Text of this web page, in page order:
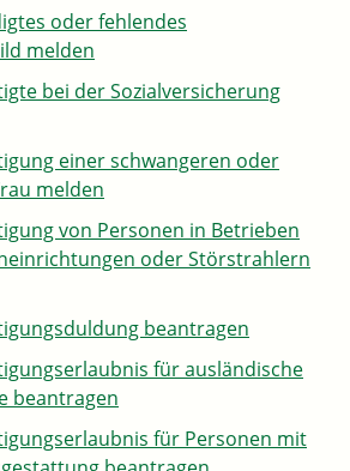
oder fehlendes
melden
bei der Sozialversicherung
einer schwangeren oder
melden
von Personen in Betrieben
oder Störstrahlern
beantragen
für ausländische
beantragen
für Personen mit